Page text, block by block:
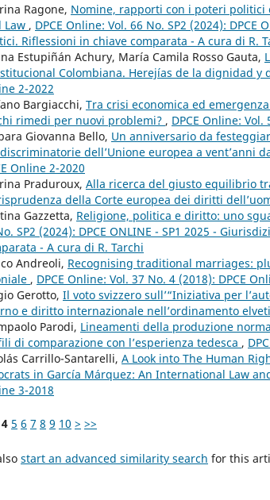
Ragone, Nomine, rapporti con i poteri
Law , DPCE Online: Vol. 66 No. SP2 (2024):
Riflessioni in chiave comparata - A cura di R.
Estupiñán Achury, María Camila Rosso Gauta,
Colombiana. Herejías de la dignidad y
2-2022
Bargiacchi, Tra crisi economica ed
rimedi per nuovi problemi? , DPCE Online: Vol.
Giovanna Bello, Un anniversario da
dell’Unione europea a vent’anni
Online 2-2020
Praduroux, Alla ricerca del giusto equilibrio
della Corte europea dei diritti
Gazzetta, Religione, politica e diritto: uno
SP2 (2024): DPCE ONLINE - SP1 2025 -
- A cura di R. Tarchi
Andreoli, Recognising traditional marriages:
, DPCE Online: Vol. 37 No. 4 (2018): DPCE
Gerotto, Il voto svizzero sull’“Iniziativa per
e diritto internazionale nell’ordinamento
Parodi, Lineamenti della produzione
di comparazione con l’esperienza tedesca ,
Carrillo-Santarelli, A Look into The Human
in García Márquez: An International Law
3-2018
4 5 6 7 8 9 10 > >>
start an advanced similarity search for this